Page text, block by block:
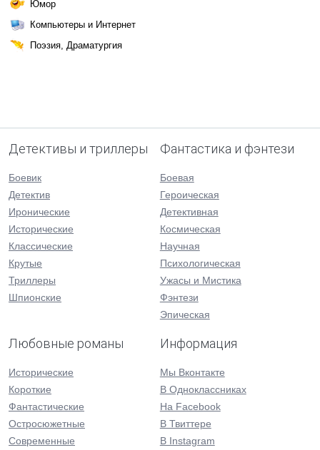
Юмор
Компьютеры и Интернет
Поэзия, Драматургия
Детективы и триллеры
Боевик
Детектив
Иронические
Исторические
Классические
Крутые
Триллеры
Шпионские
Фантастика и фэнтези
Боевая
Героическая
Детективная
Космическая
Научная
Психологическая
Ужасы и Мистика
Фэнтези
Эпическая
Любовные романы
Исторические
Короткие
Фантастические
Остросюжетные
Современные
Информация
Мы Вконтакте
В Одноклассниках
На Facebook
В Твиттере
В Instagram